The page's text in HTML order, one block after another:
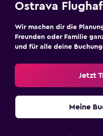
Ostrava
Wir machen dir die
Freunden oder Familie
und für alle deine
Jetzt
Meine